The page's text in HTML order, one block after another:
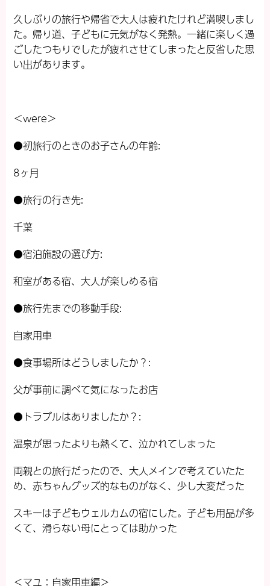
久しぶりの旅行や帰省で大人は疲れたけれど満喫しまし
た。帰り道、子どもに元気がなく発熱。一緒に楽しく過
ごしたつもりでしたが疲れさせてしまったと反省した思
い出があります。
＜were＞
●初旅行のときのお子さんの年齢:
8ヶ月
●旅行の行き先:
千葉
●宿泊施設の選び方:
和室がある宿、大人が楽しめる宿
●旅行先までの移動手段:
自家用車
●食事場所はどうしましたか？:
父が事前に調べて気になったお店
●トラブルはありましたか？:
温泉が思ったよりも熱くて、泣かれてしまった
両親との旅行だったので、大人メインで考えていたた
め、赤ちゃんグッズ的なものがなく、少し大変だった
スキーは子どもウェルカムの宿にした。子ども用品が多
くて、滑らない母にとっては助かった
＜マユ：自家用車編＞